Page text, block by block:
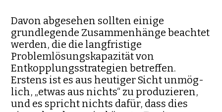
Davon abgesehen sollten einige
grundlegende Zusammenhänge be­achtet
werden, die die langfristige
Problemlösungskapazität von
Entkopplungsstrategien betreffen.
Erstens ist es aus heu­tiger Sicht unmög­
lich, „etwas aus nichts“ zu produzieren,
und es spricht nichts dafür, dass dies